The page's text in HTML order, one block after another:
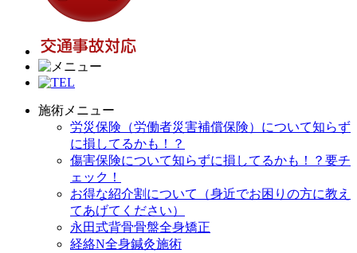
施術メニュー
労災保険（労働者災害補償保険）について知らず
に損してるかも！？
傷害保険について知らずに損してるかも！？要チ
ェック！
お得な紹介割について（身近でお困りの方に教え
てあげてください）
永田式背骨骨盤全身矯正
経絡N全身鍼灸施術